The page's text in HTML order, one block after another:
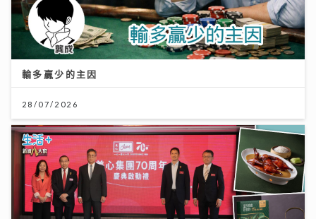
輸多贏少的主因
28/07/2026